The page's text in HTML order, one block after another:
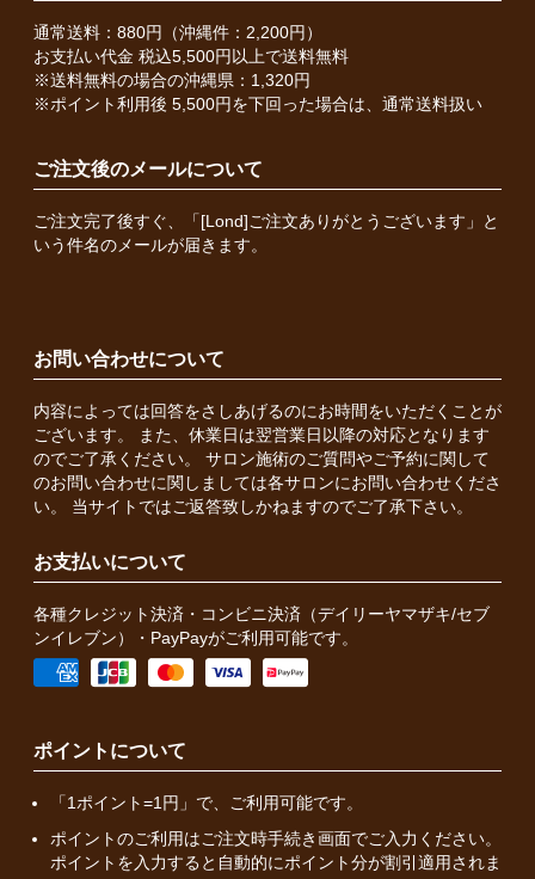
通常送料：880円（沖縄件：2,200円）
お支払い代金 税込5,500円以上で送料無料
※送料無料の場合の沖縄県：1,320円
※ポイント利用後 5,500円を下回った場合は、通常送料扱い
ご注文後のメールについて
ご注文完了後すぐ、「[Lond]ご注文ありがとうございます」と
いう件名のメールが届きます。
お問い合わせについて
内容によっては回答をさしあげるのにお時間をいただくことが
ございます。 また、休業日は翌営業日以降の対応となります
のでご了承ください。 サロン施術のご質問やご予約に関して
のお問い合わせに関しましては各サロンにお問い合わせくださ
い。 当サイトではご返答致しかねますのでご了承下さい。
お支払いについて
各種クレジット決済・コンビニ決済（デイリーヤマザキ/セブ
ンイレブン）・PayPayがご利用可能です。
ポイントについて
「1ポイント=1円」で、ご利用可能です。
ポイントのご利用はご注文時手続き画面でご入力ください。
ポイントを入力すると自動的にポイント分が割引適用されま